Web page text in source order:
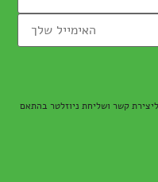
קשר ושליחת ניוזלטר בהתאם